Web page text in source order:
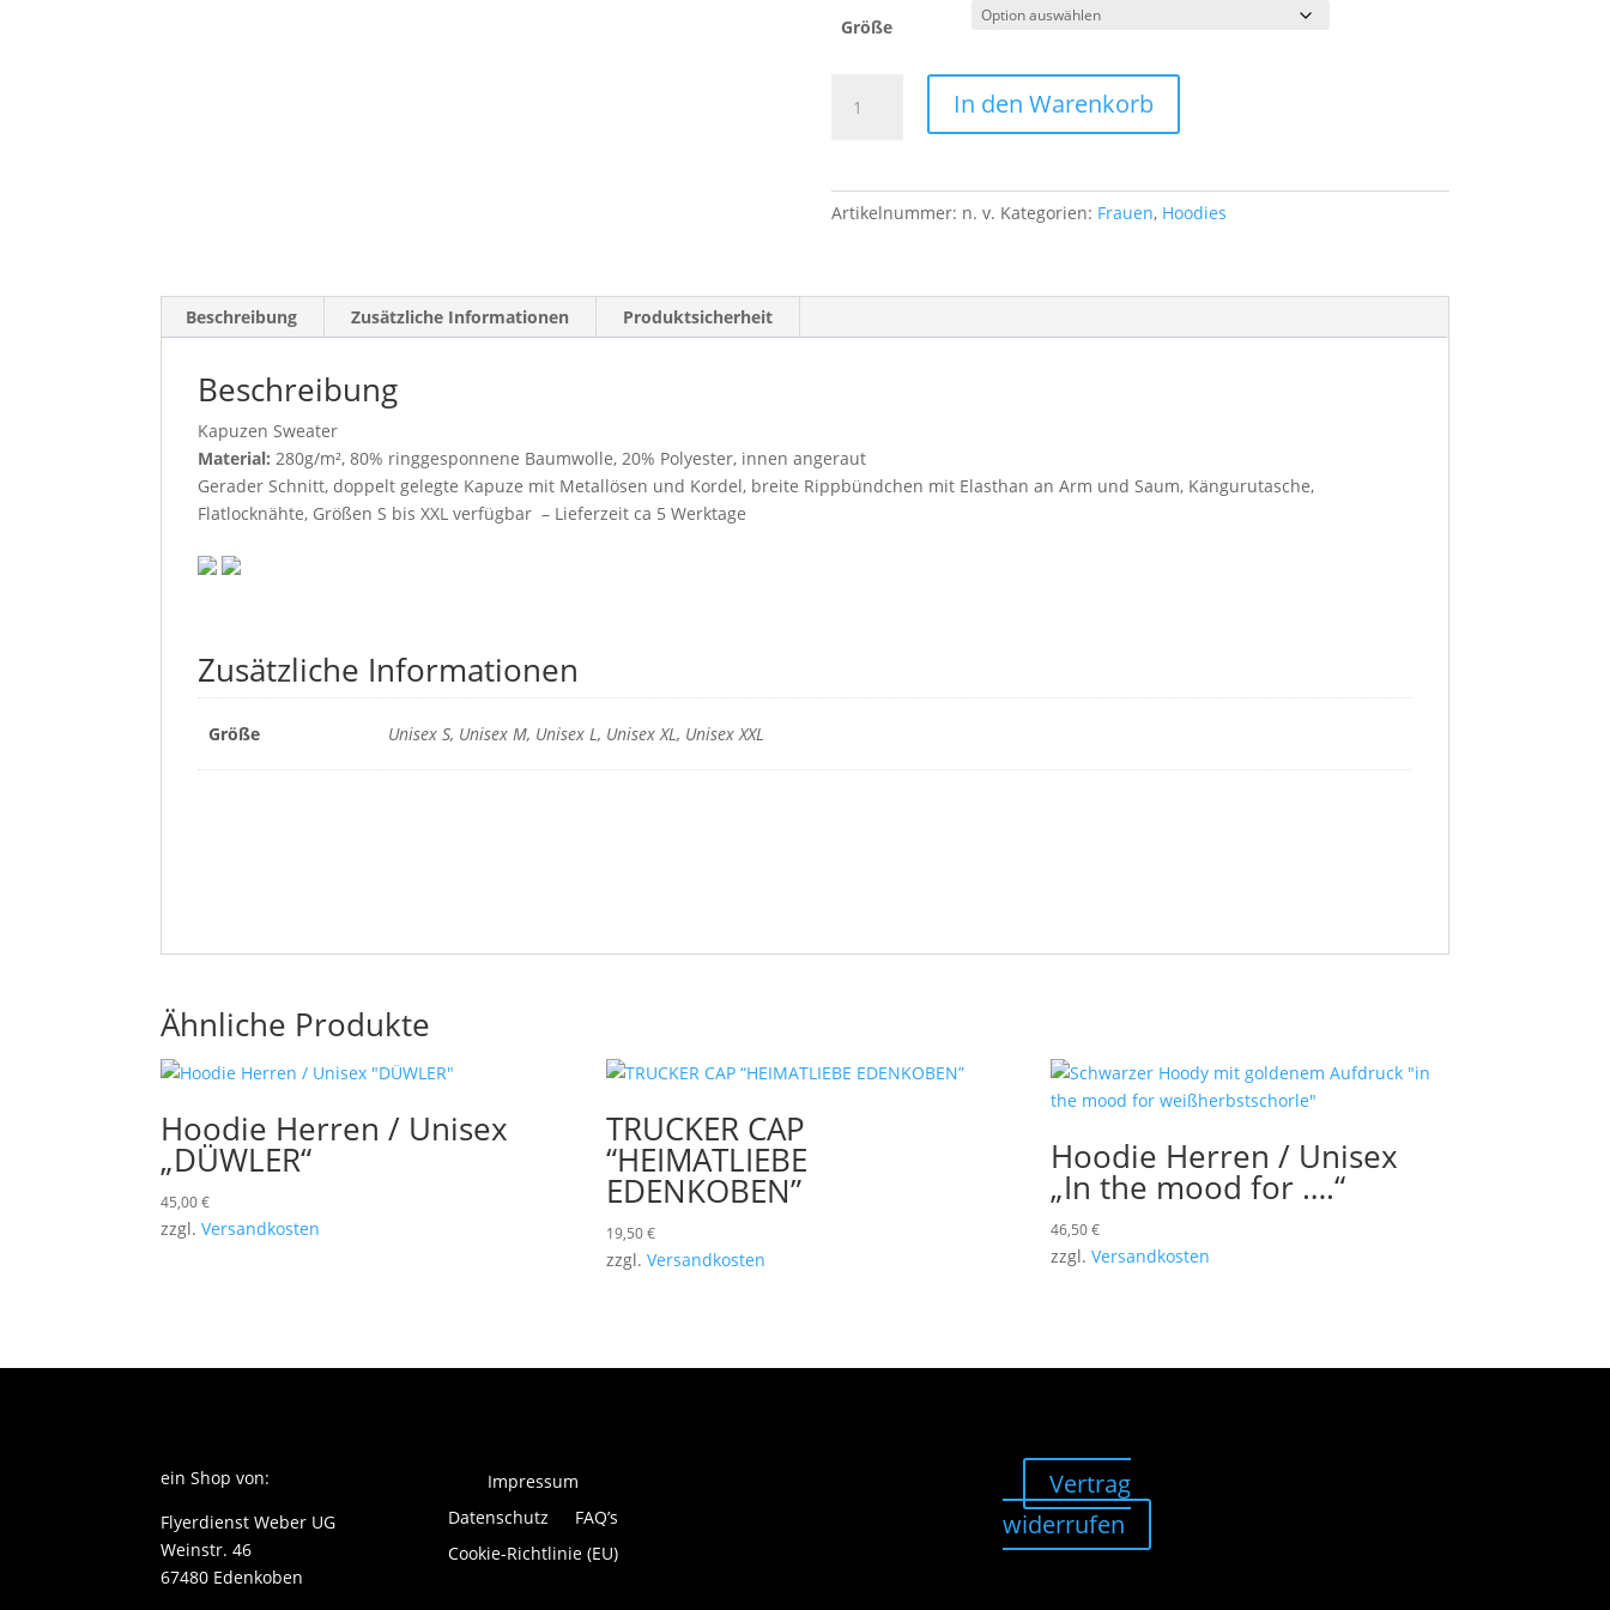
Größe
Herren
Menge
In den Warenkorb
Artikelnummer: n. v. Kategorien: Frauen, Hoodies
Beschreibung Zusätzliche Informationen Produktsicherheit
Beschreibung
Kapuzen Sweater
Material: 280g/m², 80% ringgesponnene Baumwolle, 20% Polyester, innen angeraut
Gerader Schnitt, doppelt gelegte Kapuze mit Metallösen und Kordel, breite Rippbündchen mit Elasthan an Arm und Saum, Kängurutasche,
Flatlocknähte, Größen S bis XXL verfügbar – Lieferzeit ca 5 Werktage
Zusätzliche Informationen
Größe Unisex S, Unisex M, Unisex L, Unisex XL, Unisex XXL
Ähnliche Produkte
Hoodie Herren / Unisex
„DÜWLER“
45,00€
zzgl.Versandkosten
TRUCKER CAP
“HEIMATLIEBE
EDENKOBEN”
19,50€
zzgl. Versandkosten
Hoodie Herren / Unisex
„In the mood for ….“
46,50€
zzgl.Versandkosten
ein Shop von:
Flyerdienst Weber UG
Weinstr. 46
67480 Edenkoben
Impressum
Datenschutz
FAQ’s
Cookie-Richtlinie (EU)
Vertrag
widerrufen